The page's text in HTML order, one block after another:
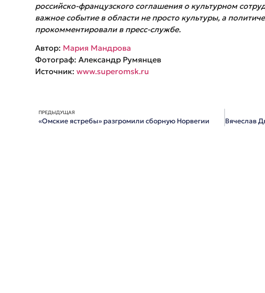
российско-французского соглашения о культурном
важное событие в области не просто культуры, а
прокомментировали в пресс-службе.
Автор: Мария Мандрова
Фотограф: Александр Румянцев
Источник: www.superomsk.ru
ПРЕДЫДУЩАЯ
«Омские ястребы» разгромили сборную Норвегии